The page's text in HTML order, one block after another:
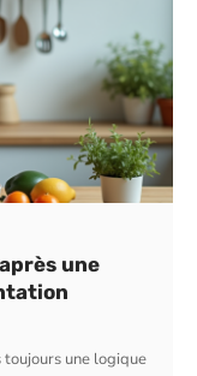
une
une logique